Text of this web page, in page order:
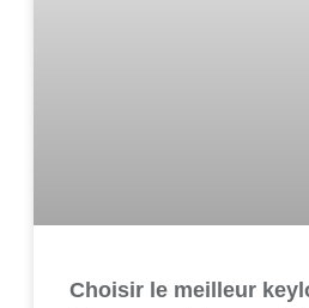
Choisir le meilleur